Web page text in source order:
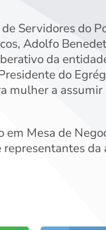
Servidores do
Adolfo
da
do
mulher a
Mesa de
da